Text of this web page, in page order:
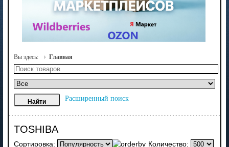
Вы здесь: Главная
Расширенный поиск
TOSHIBA
Сортировка:
Количество: